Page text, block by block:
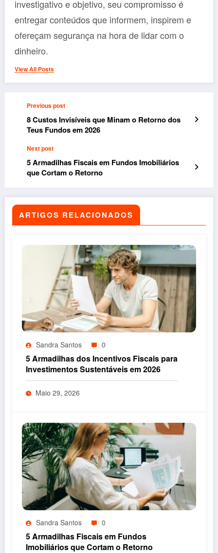
investigativo e objetivo, seu compromisso é
entregar conteúdos que informem, inspirem e
ofereçam segurança na hora de lidar com o
dinheiro.
View All Posts
Previous post
8 Custos Invisíveis que Minam o Retorno dos
Teus Fundos em 2026
Next post
5 Armadilhas Fiscais em Fundos Imobiliários
que Cortam o Retorno
ARTIGOS RELACIONADOS
Sandra Santos 0
5 Armadilhas dos Incentivos Fiscais para
Investimentos Sustentáveis em 2026
Maio 29, 2026
Sandra Santos 0
5 Armadilhas Fiscais em Fundos
Imobiliários que Cortam o Retorno